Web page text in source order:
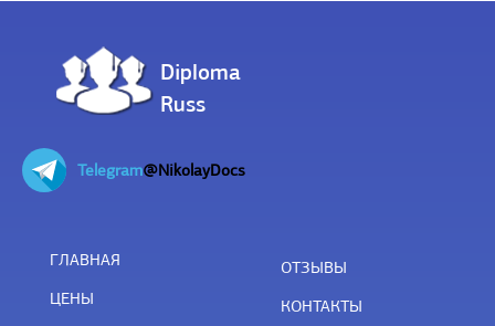
Diploma
Russ
Telegram@NikolayDocs
ГЛАВНАЯ
ЦЕНЫ
ОТЗЫВЫ
КОНТАКТЫ